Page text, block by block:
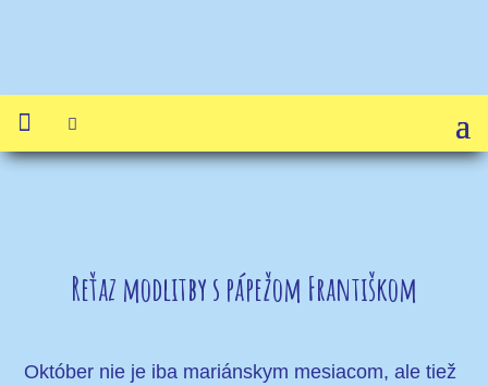
 
Reťaz modlitby s pápežom Františkom
Október nie je iba mariánskym mesiacom, ale tiež